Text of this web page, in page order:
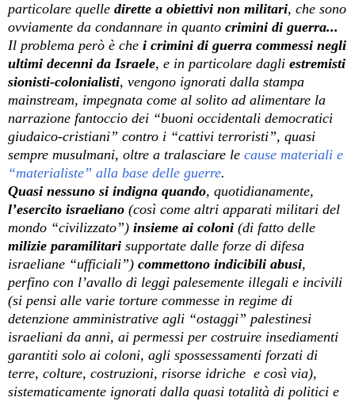
particolare quelle dirette a obiettivi non militari, che sono
ovviamente da condannare in quanto crimini di guerra...
Il problema però è che i crimini di guerra commessi negli
ultimi decenni da Israele, e in particolare dagli estremisti
sionisti-colonialisti, vengono ignorati dalla stampa
mainstream, impegnata come al solito ad alimentare la
narrazione fantoccio dei “buoni occidentali democratici
giudaico-cristiani” contro i “cattivi terroristi”, quasi
sempre musulmani, oltre a tralasciare le cause materiali e
“materialiste” alla base delle guerre.
Quasi nessuno si indigna quando, quotidianamente,
l’esercito israeliano (così come altri apparati militari del
mondo “civilizzato”) insieme ai coloni (di fatto delle
milizie paramilitari supportate dalle forze di difesa
israeliane “ufficiali”) commettono indicibili abusi,
perfino con l’avallo di leggi palesemente illegali e incivili
(si pensi alle varie torture commesse in regime di
detenzione amministrative agli “ostaggi” palestinesi
israeliani da anni, ai permessi per costruire insediamenti
garantiti solo ai coloni, agli spossessamenti forzati di
terre, colture, costruzioni, risorse idriche e così via),
sistematicamente ignorati dalla quasi totalità di politici e